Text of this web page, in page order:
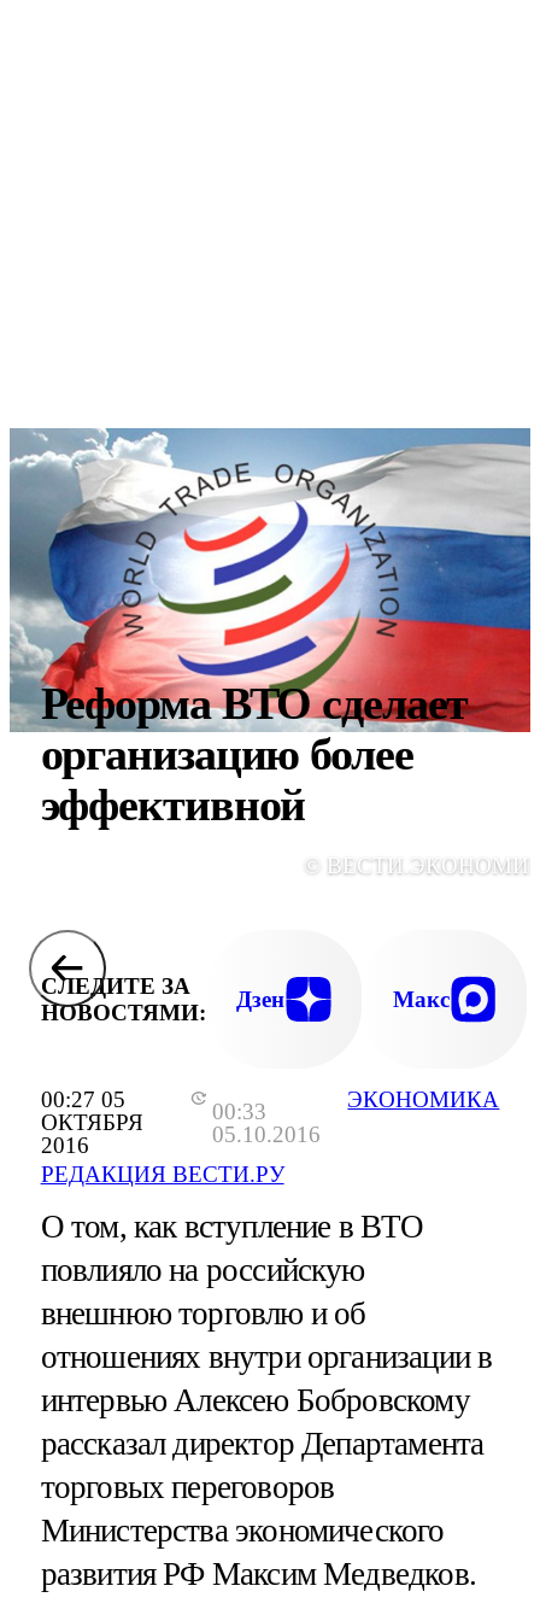
00:27 05
ОКТЯБРЯ
2016
00:33
05.10.2016
РЕДАКЦИЯ ВЕСТИ.РУ
ЭКОНОМИКА
Реформа ВТО сделает
организацию более
эффективной
©
СЛЕДИТЕ ЗА
НОВОСТЯМИ:
Дзен Макс
О том, как вступление в ВТО
повлияло на российскую
внешнюю торговлю и об
отношениях внутри организации в
интервью Алексею Бобровскому
рассказал директор Департамента
торговых переговоров
Министерства экономического
развития РФ Максим Медведков.